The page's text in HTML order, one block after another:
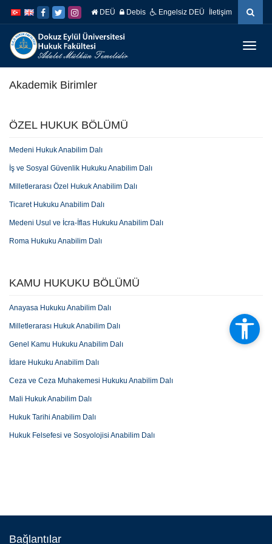
atla
Navigasyona
atla
DEÜ Debis Engelsiz DEÜ İletişim
Akademik Birimler
ÖZEL HUKUK BÖLÜMÜ
Medeni Hukuk Anabilim Dalı
İş ve Sosyal Güvenlik Hukuku Anabilim Dalı
Milletlerarası Özel Hukuk Anabilim Dalı
Ticaret Hukuku Anabilim Dalı
Medeni Usul ve İcra-İflas Hukuku Anabilim Dalı
Roma Hukuku Anabilim Dalı
KAMU HUKUKU BÖLÜMÜ
Anayasa Hukuku Anabilim Dalı
Milletlerarası Hukuk Anabilim Dalı
Genel Kamu Hukuku Anabilim Dalı
İdare Hukuku Anabilim Dalı
Ceza ve Ceza Muhakemesi Hukuku Anabilim Dalı
Mali Hukuk Anabilim Dalı
Hukuk Tarihi Anabilim Dalı
Hukuk Felsefesi ve Sosyolojisi Anabilim Dalı
Bağlantılar